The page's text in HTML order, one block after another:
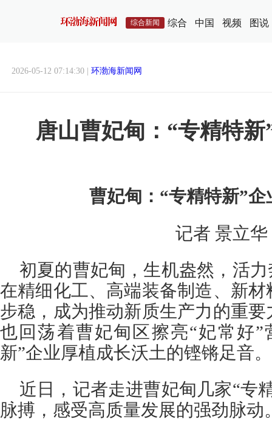
综合新闻 综合 中国 视频 图说
2026-05-12 07:14:30 | 环渤海新闻网
唐山曹妃甸：“专精特
曹妃甸：“专精特新”企
记者 景立华
初夏的曹妃甸，生机盎然，活
在精细化工、高端装备制造、新
步稳，成为推动新质生产力的重
也回荡着曹妃甸区擦亮“妃常好
新”企业厚植成长沃土的铿锵足音。
近日，记者走进曹妃甸几家“专
脉搏，感受高质量发展的强劲脉动